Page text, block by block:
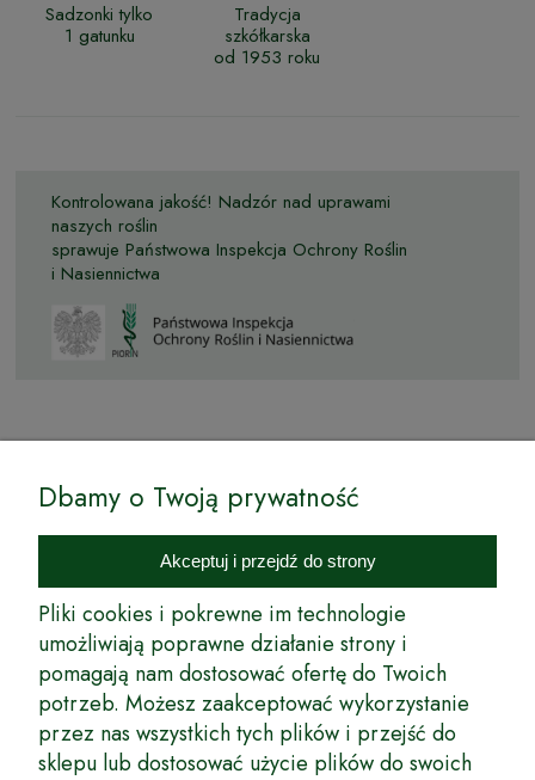
Sadzonki tylko
1 gatunku
Tradycja
szkółkarska
od 1953 roku
Kontrolowana jakość! Nadzór nad uprawami
naszych roślin
sprawuje Państwowa Inspekcja Ochrony Roślin
i Nasiennictwa
Internetowy Sklep Ogrodniczy Podkarpackie Sady to inicjatywa
podkarpackich szkółkarzy, której zamierzeniem jest wprowadzenie na
rynek wysokiej jakości drzewek owocowych, drzewek ozdobnych oraz
innych produktów pozwalających na uprawianie zarówno małych, jak
i dużych sadów oraz ogrodów.
Wspólnie stworzyliśmy dla Państwa kompleksową ofertę - wspaniałe
produkty, dary ziemi ze szkółek drzewek ozdobnych i owocowych,
których tradycje sięgają roku 1953. Drzewka produkowane są
z najwyższą starannością przez trzecie pokolenie plantatorów.
Długoletnie Doświadczenie sprawiło, że wszystkie drzewka cechuje
Dbamy o Twoją prywatność
Akceptuj i przejdź do strony
Pliki cookies i pokrewne im technologie
umożliwiają poprawne działanie strony i
pomagają nam dostosować ofertę do Twoich
potrzeb. Możesz zaakceptować wykorzystanie
przez nas wszystkich tych plików i przejść do
sklepu lub dostosować użycie plików do swoich